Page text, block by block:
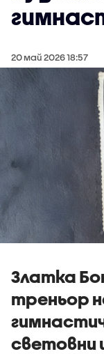
20 май 2026 18:57
Златка
треньор
световни